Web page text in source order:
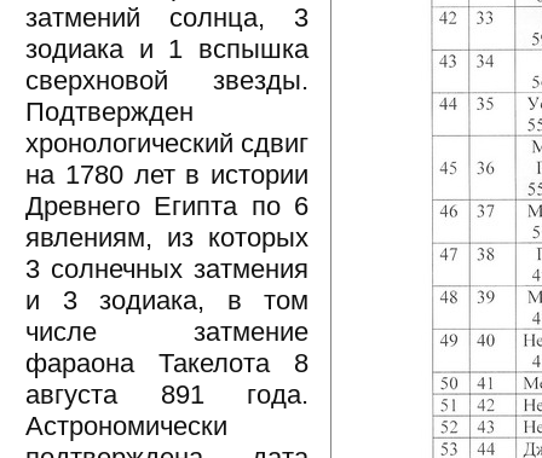
затмений солнца, 3
зодиака и 1 вспышка
сверхновой звезды.
Подтвержден
хронологический сдвиг
на 1780 лет в истории
Древнего Египта по 6
явлениям, из которых
3 солнечных затмения
и 3 зодиака, в том
числе затмение
фараона Такелота 8
августа 891 года.
Астрономически